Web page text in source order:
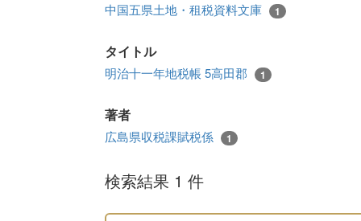
中国五県土地・租税資料文庫 1
タイトル
明治十一年地税帳 5高田郡 1
著者
広島県収税課賦税係 1
検索結果 1 件